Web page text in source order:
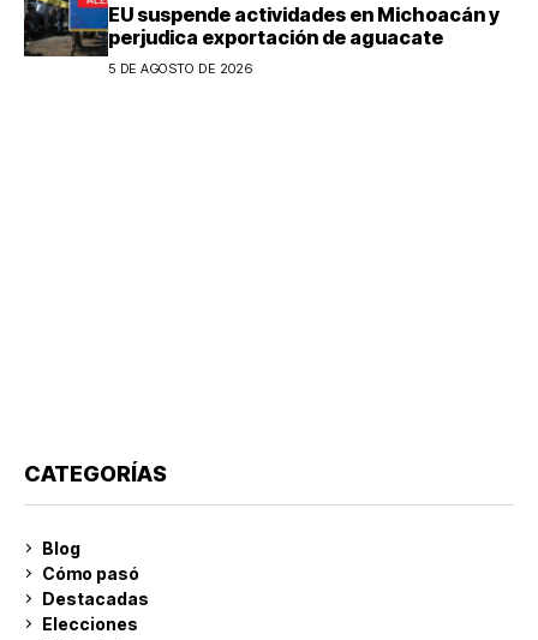
EU suspende actividades en Michoacán y
perjudica exportación de aguacate
5 DE AGOSTO DE 2026
CATEGORÍAS
Blog
Cómo pasó
Destacadas
Elecciones